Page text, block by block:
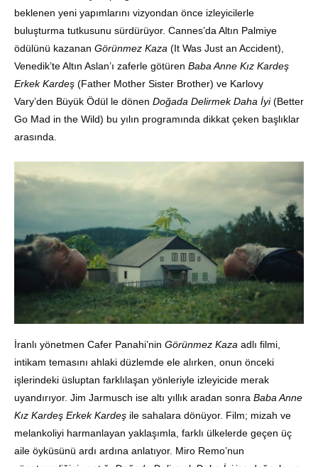
beklenen yeni yapımlarını vizyondan önce izleyicilerle
buluşturma tutkusunu sürdürüyor. Cannes’da Altın Palmiye
ödülünü kazanan Görünmez Kaza (It Was Just an Accident),
Venedik’te Altın Aslan’ı zaferle götüren Baba Anne Kız Kardeş
Erkek Kardeş (Father Mother Sister Brother) ve Karlovy
Vary’den Büyük Ödül le dönen Doğada Delirmek Daha İyi(Better
Go Mad in the Wild) bu yılın programında dikkat çeken başlıklar
arasında.
İranlı yönetmen Cafer Panahi’nin Görünmez Kaza adlı filmi,
intikam temasını ahlaki düzlemde ele alırken, onun önceki
işlerindeki üsluptan farklılaşan yönleriyle izleyicide merak
uyandırıyor. Jim Jarmusch ise altı yıllık aradan sonra Baba Anne
Kız Kardeş Erkek Kardeş ile sahalara dönüyor. Film; mizah ve
melankoliyi harmanlayan yaklaşımla, farklı ülkelerde geçen üç
aile öyküsünü ardı ardına anlatıyor. Miro Remo’nun